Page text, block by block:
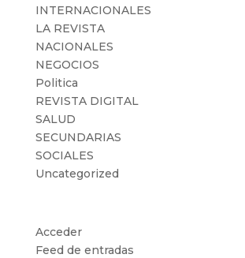
INTERNACIONALES
LA REVISTA
NACIONALES
NEGOCIOS
Politica
REVISTA DIGITAL
SALUD
SECUNDARIAS
SOCIALES
Uncategorized
Acceder
Feed de entradas